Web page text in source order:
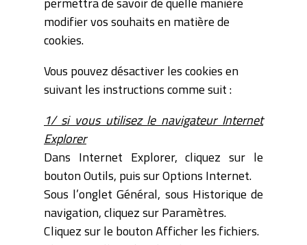
modifier vos souhaits en matière de
cookies.
Vous pouvez désactiver les cookies en
suivant les instructions comme suit :
1/ si vous utilisez le navigateur Internet
Explorer
Dans Internet Explorer, cliquez sur le
bouton Outils, puis sur Options Internet.
Sous l’onglet Général, sous Historique de
navigation, cliquez sur Paramètres.
Cliquez sur le bouton Afficher les fichiers.